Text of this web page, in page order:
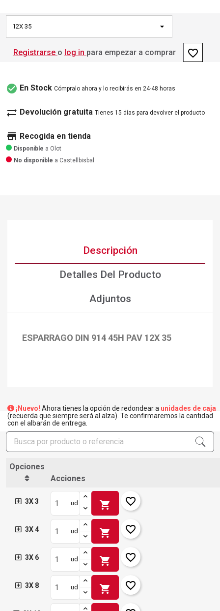
12X 35
Registrarse o log in para empezar a comprar favorite_border
check_circle En Stock Cómpralo ahora y lo recibirás en 24-48 horas
sync_alt Devolución gratuita Tienes 15 días para devolver el producto
store Recogida en tienda
Disponible a Olot
No disponible a Castellbisbal
Descripción
Detalles Del Producto
Adjuntos
ESPARRAGO DIN 914 45H PAV 12X 35
¡Nuevo! Ahora tienes la opción de redondear a unidades de caja
(recuerda que siempre será al alza). Te confirmaremos la cantidad
con el albarán de entrega.
Opciones
Acciones
3X 3 ud shopping_cart favorite_border
3X 4 ud shopping_cart favorite_border
3X 6 ud shopping_cart favorite_border
3X 8 ud shopping_cart favorite_border